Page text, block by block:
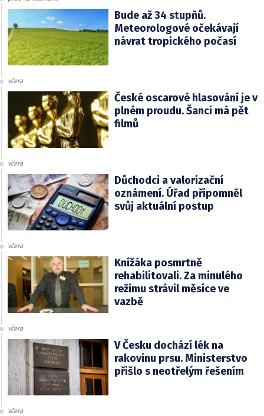
Bude až 34 stupňů.
Meteorologové očekávají
návrat tropického počasí
včera
České oscarové hlasování je v
plném proudu. Šanci má pět
filmů
včera
Důchodci a valorizační
oznámení. Úřad připomněl
svůj aktuální postup
včera
Knížáka posmrtně
rehabilitovali. Za minulého
režimu strávil měsíce ve
vazbě
včera
V Česku dochází lék na
rakovinu prsu. Ministerstvo
přišlo s neotřelým řešením
včera